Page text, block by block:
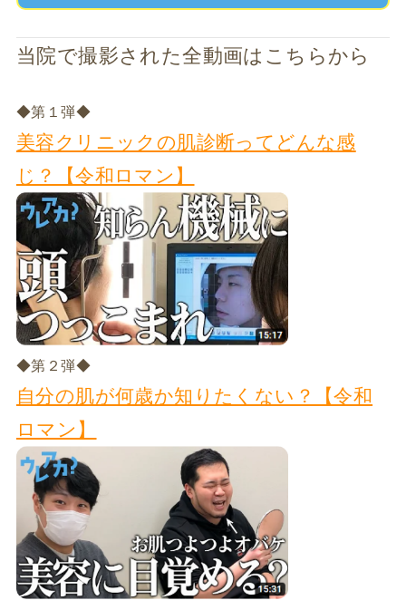
当院で撮影された全動画はこちらから
◆第１弾◆
美容クリニックの肌診断ってどんな感
じ？【令和ロマン】
◆第２弾◆
自分の肌が何歳か知りたくない？【令和
ロマン】